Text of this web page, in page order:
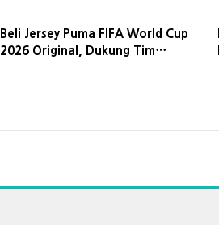
Beli Jersey Puma FIFA World Cup
2026 Original, Dukung Tim